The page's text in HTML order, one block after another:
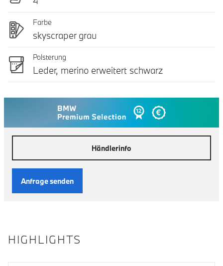
Farbe
skyscraper grau
Polsterung
Leder, merino erweitert schwarz
Händlerinfo
Anfrage senden
HIGHLIGHTS